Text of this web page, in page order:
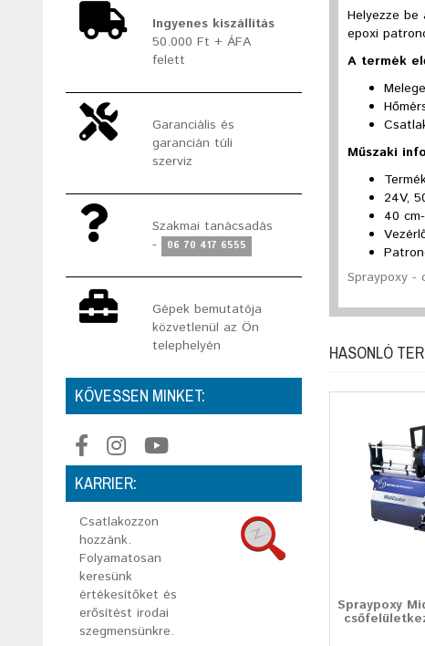
Ingyenes kiszállítás
50.000 Ft + ÁFA
felett
Garanciális és
garancián túli
szerviz
Szakmai tanácsadás
-
06 70 417 6555
Gépek bemutatója
közvetlenül az Ön
telephelyén
KÖVESSEN MINKET:
KARRIER:
Csatlakozzon
hozzánk.
Folyamatosan
keresünk
értékesítőket és
erősítést irodai
szegmensünkre.
Helyezze
epoxi
A termék
Műszaki
24V,
40
Spraypoxy -
HASONLÓ
Spraypoxy